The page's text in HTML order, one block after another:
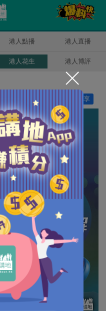
港人點播 港人直播
港人花生 港人博評
分享
讚好